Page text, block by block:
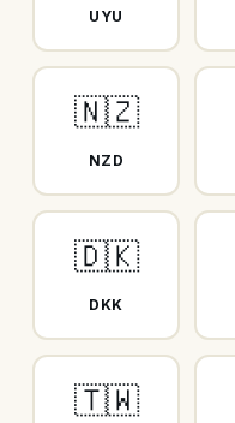
UYU
🇳🇿
NZD
🇩🇰
DKK
🇹🇼